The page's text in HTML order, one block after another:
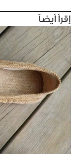
إقرأ أيضاً